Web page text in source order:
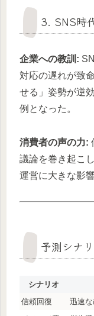
3. SNS時
企業への教訓:
対応の遅れが致
せる」姿勢が逆
例となった。
消費者の声の力:
議論を巻き起こ
運営に大きな影
予測シナ
シナリオ
信頼回復
迅速